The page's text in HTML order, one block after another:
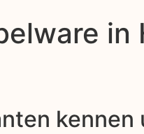
in